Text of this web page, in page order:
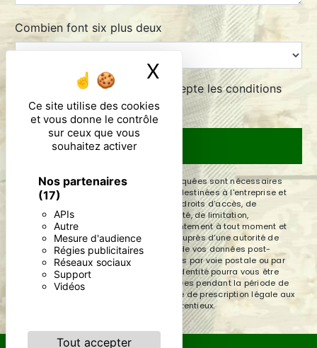
Ce site utilise des cookies
et vous donne le contrôle
sur ceux que vous
souhaitez activer
Nos partenaires
(17)
APIs
Autre
Mesure d'audience
Régies publicitaires
Réseaux sociaux
Support
Vidéos
Tout accepter
X Masquer le
Combien font six plus deux
En cochant cette case, j'accepte les conditions
particulières ci-dessous **
ENVOYER
** Les données personnelles communiquées sont nécessaires
aux fins de vous contacter. Elles sont destinées à l'entreprise et
ses sous-traitants. Vous disposez de droits d’accès, de
rectification, d’effacement, de portabilité, de limitation,
d’opposition, de retrait de votre consentement à tout moment et
du droit d’introduire une réclamation auprès d’une autorité de
contrôle, ainsi que d’organiser le sort de vos données post-
mortem. Vous pouvez exercer ces droits par voie postale ou par
courrier électronique. Un justificatif d'identité pourra vous être
demandé. Nous conservons vos données pendant la période de
prise de contact puis pendant la durée de prescription légale aux
fins probatoires et de gestion des contentieux.